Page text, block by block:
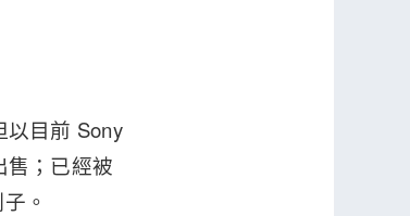
目前 Sony
售；已經被
。